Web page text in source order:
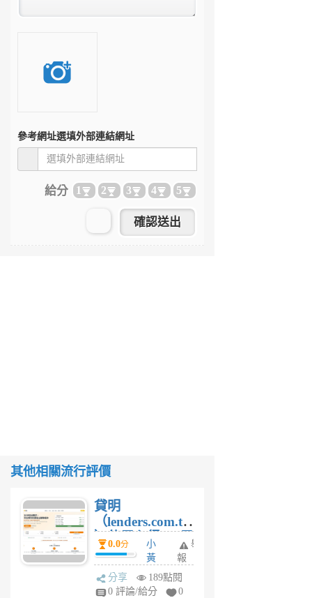
參考網址選填外部連結網址
給分 1 2 3 4 5
其他相關流行評價
貸明
（lenders.com.tw
）使用心得 — 民
間貸款比較平台
體驗
0.0分
小
黃
蜂
4
舉
報
分享
189點閱
0 評論/給分
0